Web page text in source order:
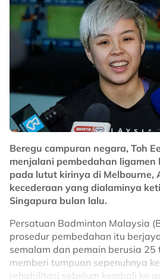
Bagaimanapun, KBS tidak
yang akan ditanggung kerajaan
perlumbaan tersebut di bawah
Sebelum ini, beberapa pegawai
bahawa yuran penganjuran
10 hingga 15 peratus selepas
diperbaharui pada 2024.
Lanjutan kontrak sehingga 2031
memperkukuhkan reputasi
utama sukan permotoran dunia,
merancakkan ekonomi menerusi
dan penganjuran acara bertaraf
Antarabangsa Sepang.
No node context available.
Related Topics
#motoGP
Beregu campuran negara, Toh
menjalani pembedahan ligamen
pada lutut kirinya di Melbourne,
kecederaan yang dialaminya
Singapura bulan lalu.
Persatuan Badminton Malaysia
prosedur pembedahan itu
semalam dan pemain berusia 25
memberi tumpuan sepenuhnya
rehabilitasi sebelum kembali ke